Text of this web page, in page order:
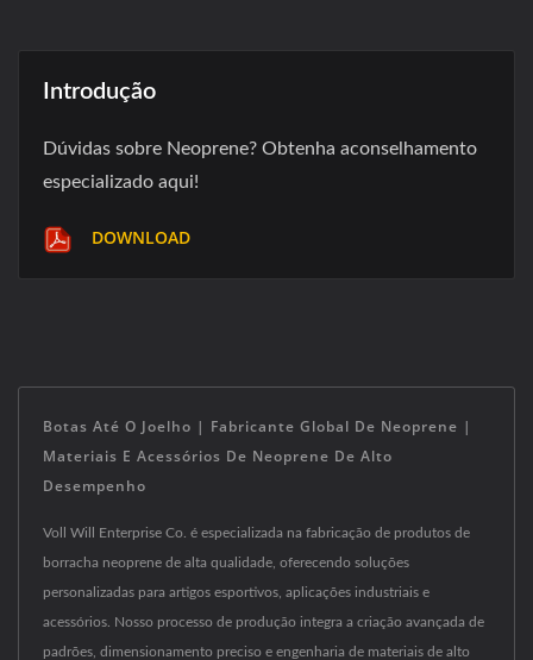
Introdução
Dúvidas sobre Neoprene? Obtenha aconselhamento
especializado aqui!
DOWNLOAD
Botas Até O Joelho | Fabricante Global De Neoprene |
Materiais E Acessórios De Neoprene De Alto
Desempenho
Voll Will Enterprise Co. é especializada na fabricação de produtos de
borracha neoprene de alta qualidade, oferecendo soluções
personalizadas para artigos esportivos, aplicações industriais e
acessórios. Nosso processo de produção integra a criação avançada de
padrões, dimensionamento preciso e engenharia de materiais de alto